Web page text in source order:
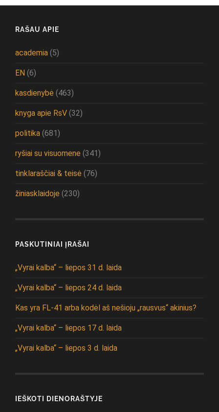
RAŠAU APIE
academia (5)
EN (6)
kasdienybė (463)
knyga apie RsV (32)
politika (681)
ryšiai su visuomene (341)
tinklaraščiai & teisė (76)
žiniasklaidoje (230)
PASKUTINIAI ĮRAŠAI
„Vyrai kalba“ – liepos 31 d. laida
„Vyrai kalba“ – liepos 24 d. laida
Kas yra FL-41 arba kodėl aš nešioju „rausvus“ akinius?
„Vyrai kalba“ – liepos 17 d. laida
„Vyrai kalba“ – liepos 3 d. laida
IEŠKOTI DIENORAŠTYJE